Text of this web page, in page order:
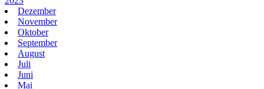
Dezember
November
Oktober
September
August
Juli
Juni
Mai